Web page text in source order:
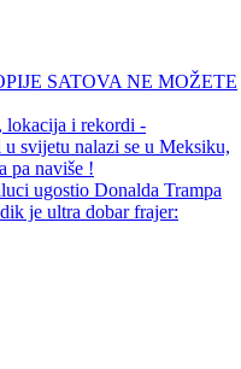
SATOVA NE MOŽETE
lokacija i rekordi -
svijetu nalazi se u Meksiku,
pa naviše !
ugostio Donalda Trampa
je ultra dobar frajer: